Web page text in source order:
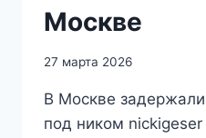
Москве
27 марта 2026
В Москве задержали
под ником